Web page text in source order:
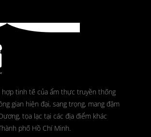
hợp tinh tế của ẩm thực truyền thống
gian hiện đại, sang trọng, mang đậm
tọa lạc tại các địa điểm khác
phố Hồ Chí Minh.